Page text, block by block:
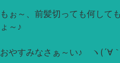
もぉ～、前髪切っても何して
ょ～♪
おやすみなさぁ～い♪ ヽ(´∀